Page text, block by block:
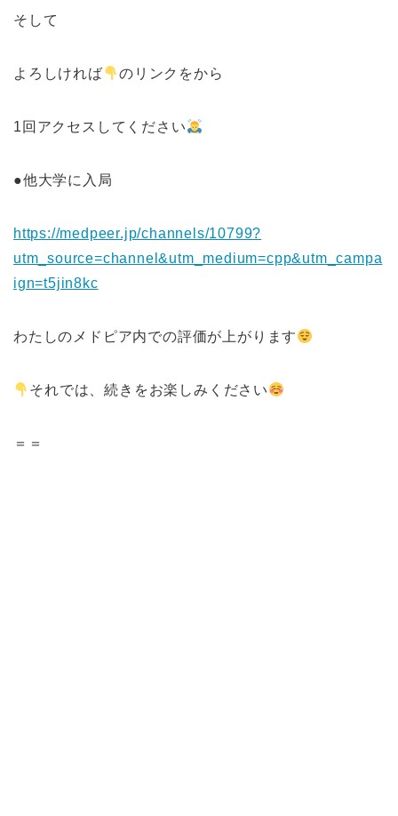
そして
よろしければ のリンクをから
1回アクセスしてください
●他大学に入局
https://medpeer.jp/channels/10799?
utm_source=channel&utm_medium=cpp&utm_campa
ign=t5jin8kc
わたしのメドピア内での評価が上がります
それでは、続きをお楽しみください
＝＝